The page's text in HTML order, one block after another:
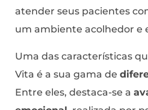
atender seus pacientes
um ambiente acolhedor e
Uma das características
Vita é a sua gama de
Entre eles, destaca-se a